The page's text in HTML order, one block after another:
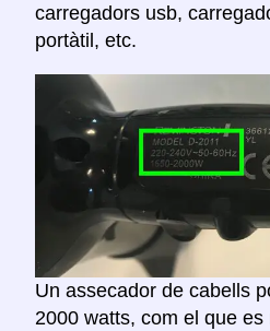
carregadors usb,
portàtil, etc.
Un assecador de cabells
2000 watts, com el que